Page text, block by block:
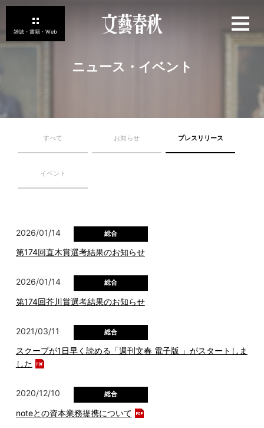
ニュース・イベント
すべて お知らせ プレスリリース
イベント
2026/01/14 総合
第174回直木賞選考結果のお知らせ
2026/01/14 総合
第174回芥川賞選考結果のお知らせ
2021/03/11 総合
スクープが1日早く読める「週刊文春 電子版 」がスタートしま
した
2020/12/10 総合
noteとの資本業務提携について